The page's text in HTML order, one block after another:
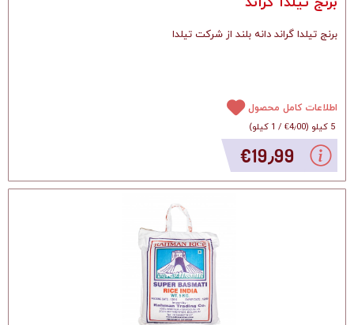
برنج تیلدا گراند دانه بلند از شرکت تیلدا
اطلاعات کامل محصول
5 کیلو
(‎€4٫00 / 1 کیلو )
‎€19٫99